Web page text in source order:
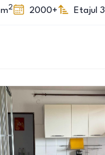
m2 2000+ Etajul 3